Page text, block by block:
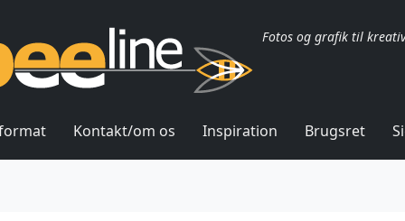
Fotos og grafik til
Kontakt/om os Inspiration Brugsret